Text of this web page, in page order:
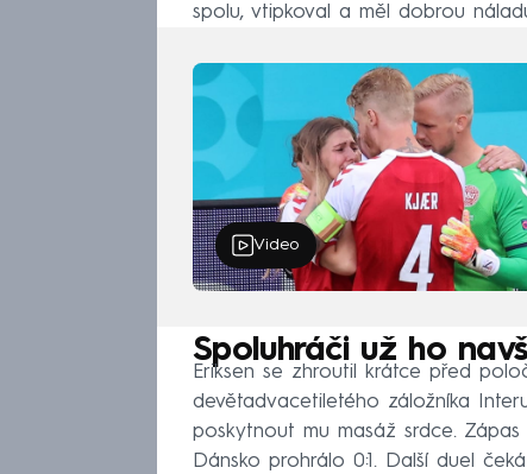
spolu, vtipkoval a měl dobrou
Video
Spoluhráči už ho
Eriksen se zhroutil krátce před
devětadvacetiletého záložníka
poskytnout mu masáž srdce.
Dánsko prohrálo 0:1. Další duel